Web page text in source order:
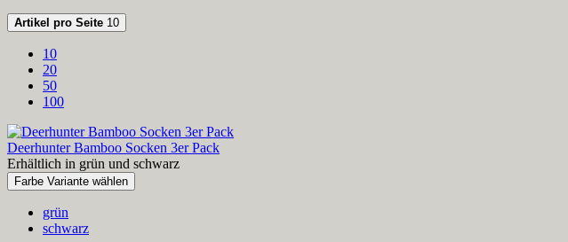
Artikel pro Seite 10
10
20
50
100
Deerhunter Bamboo Socken 3er Pack
Erhältlich in grün und schwarz
Farbe Variante wählen
grün
schwarz